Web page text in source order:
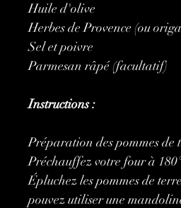
Huile d'olive
Herbes de Provence (ou
Sel et poivre
Parmesan râpé (facultatif)
Instructions :
Préparation des pommes de
Préchauffez votre four à
Épluchez les pommes de
pouvez utiliser une